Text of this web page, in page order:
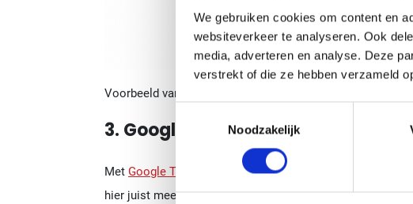
We gebruiken cookies om content en
websiteverkeer te analyseren. Ook
media, adverteren en analyse. Deze
verstrekt of die ze hebben verzameld
Noodzakelijk
Voorbeeld van Answer The Public op zoekterm
3. Google Trends
Met Google Trends
kun je de trend van een bepaalde
hier juist meer of minder op wordt gezocht. Dit kan